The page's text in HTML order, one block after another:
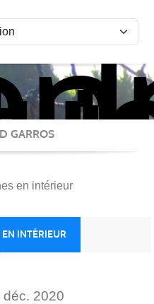
GARROS
en intérieur
EN INTÉRIEUR
déc. 2020